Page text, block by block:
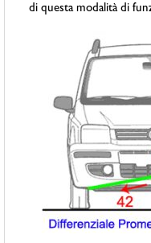
di questa modalità di